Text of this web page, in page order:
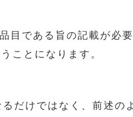
である旨の記載が必
ことになります。
だけではなく、前述の